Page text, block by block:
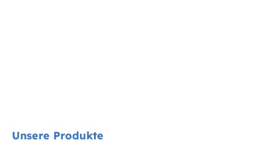
Unsere Produkte